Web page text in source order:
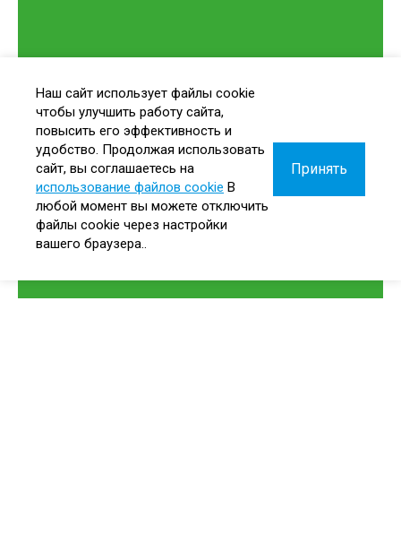
Наш сайт использует файлы cookie
чтобы улучшить работу сайта,
повысить его эффективность и
удобство. Продолжая использовать
сайт, вы соглашаетесь на
использование файлов cookie В
любой момент вы можете отключить
файлы cookie через настройки
вашего браузера..
Принять